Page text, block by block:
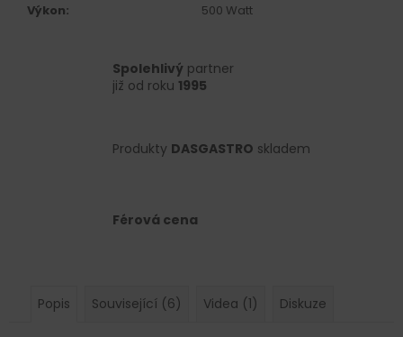
Výkon: 500 Watt
Spolehlivý partner
již od roku 1995
Produkty DASGASTRO skladem
Férová cena
Popis Související (6) Videa (1) Diskuze